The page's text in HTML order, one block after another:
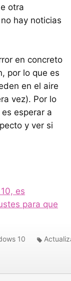
otra
hay noticias
en concreto
por lo que es
en el aire
vez). Por lo
esperar a
y ver si
es
para que
10